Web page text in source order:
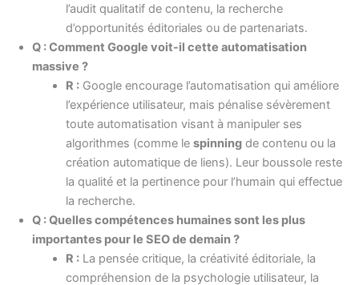
l’audit qualitatif de contenu, la recherche
d’opportunités éditoriales ou de partenariats.
Q : Comment Google voit-il cette automatisation
massive ?
R :Google encourage l’automatisation qui améliore
l’expérience utilisateur, mais pénalise sévèrement
toute automatisation visant à manipuler ses
algorithmes (comme le spinningde contenu ou la
création automatique de liens). Leur boussole reste
la qualité et la pertinence pour l’humain qui effectue
la recherche.
Q : Quelles compétences humaines sont les plus
importantes pour le SEO de demain ?
R :La pensée critique, la créativité éditoriale, la
compréhension de la psychologie utilisateur, la